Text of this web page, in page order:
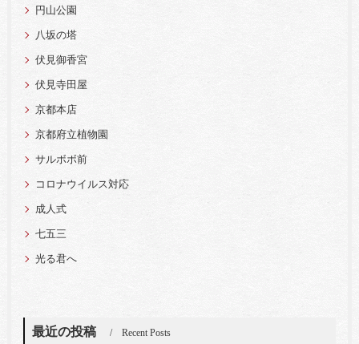
円山公園
八坂の塔
伏見御香宮
伏見寺田屋
京都本店
京都府立植物園
サルボボ前
コロナウイルス対応
成人式
七五三
光る君へ
最近の投稿 Recent Posts